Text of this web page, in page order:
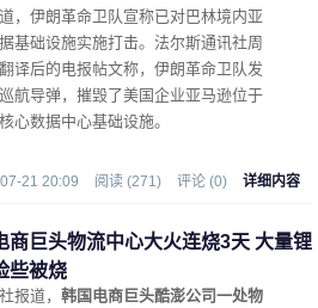
，伊朗革命卫队宣称已对巴林境内亚
基础设施实施打击。法尔斯通讯社周
译后的电报帖文称，伊朗革命卫队发
航导弹，摧毁了美国企业亚马逊位于
心数据中心基础设施。
21 20:09 阅读 (271) 评论 (0) 详细内容
商巨头物流中心大火连烧3天 大量锂
些被烧
报道， 韩国电商巨头酷澎公司一处物